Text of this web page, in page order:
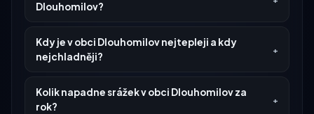
Dlouhomilov?
Kdy je v obci Dlouhomilov nejtepleji a kdy
nejchladněji?
Kolik napadne srážek v obci Dlouhomilov za
rok?